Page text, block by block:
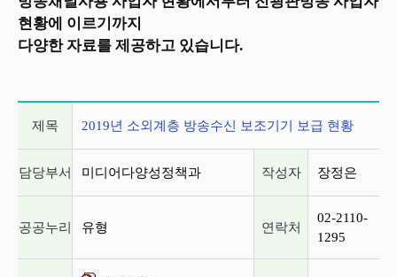
현황에 이르기까지
다양한 자료를 제공하고 있습니다.
제목 2019년 소외계층 방송수신 보조기기 보급 현황
담당부서 미디어다양성정책과 작성자 장정은
공공누리 유형 연락처
02-2110-
1295